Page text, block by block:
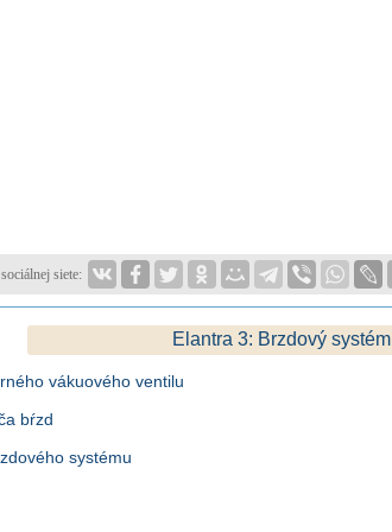
siete:
Elantra 3: Brzdový systém
vákuového ventilu
bŕzd
systému